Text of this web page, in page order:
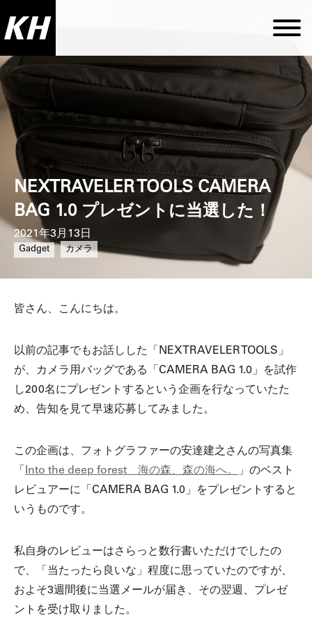
NEXTRAVELER TOOLS CAMERA
BAG 1.0 プレゼントに当選した！
2021年3月13日
Gadget カメラ
皆さん、こんにちは。
以前の記事でもお話しした「NEXTRAVELER TOOLS」
が、カメラ用バッグである「CAMERA BAG 1.0」を試作
し200名にプレゼントするという企画を行なっていたた
め、告知を見て早速応募してみました。
この企画は、フォトグラファーの安達建之さんの写真集
「
Into the deep forest 海の森、森の海へ。
」のベスト
レビュアーに「CAMERA BAG 1.0」をプレゼントすると
いうものです。
私自身のレビューはさらっと数行書いただけでしたの
で、「当たったら良いな」程度に思っていたのですが、
およそ3週間後に当選メールが届き、その翌週、プレゼ
ントを受け取りました。